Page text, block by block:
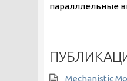
паралллельные
Mechanistic